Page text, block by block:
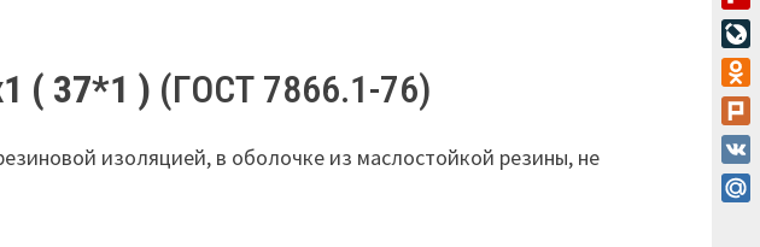
( 37*1 ) (ГОСТ 7866.1-76)
изоляцией, в оболочке из маслостойкой резины, не
VK